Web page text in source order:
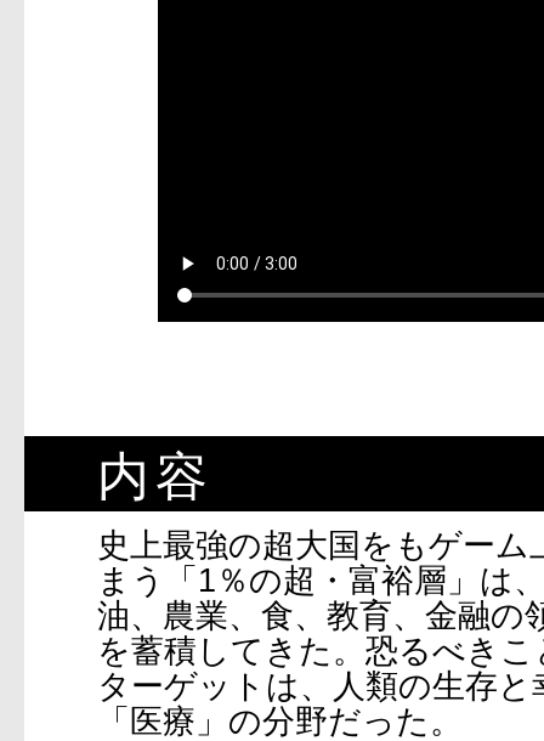
内容
史上最強の超大国をもゲー
まう「1％の超・富裕層」は
油、農業、食、教育、金融の
を蓄積してきた。恐るべき
ターゲットは、人類の生存
「医療」の分野だった。